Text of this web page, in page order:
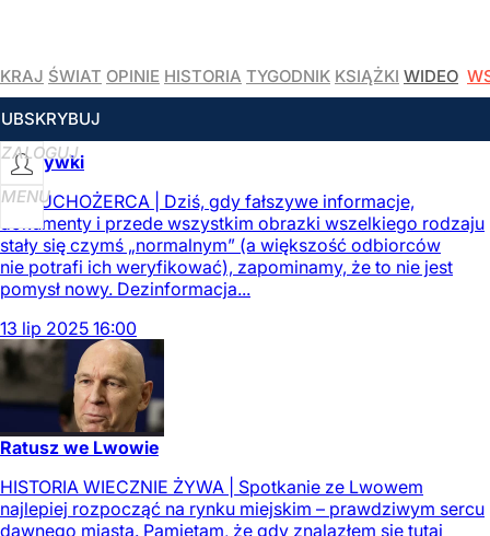
KRAJ ŚWIAT OPINIE HISTORIA TYGODNIK KSIĄŻKI WIDEO
ZALOGUJ
MENU
CZYTAJ WIĘCEJ
Fałszywki
KOMUCHOŻERCA | Dziś, gdy fałszywe informacje,
dokumenty i przede wszystkim obrazki wszelkiego rodzaju
stały się czymś „normalnym” (a większość odbiorców
nie potrafi ich weryfikować), zapominamy, że to nie jest
pomysł nowy. Dezinformacja...
13 lip 2025 16:00
Ratusz we Lwowie
HISTORIA WIECZNIE ŻYWA | Spotkanie ze Lwowem
najlepiej rozpocząć na rynku miejskim – prawdziwym sercu
dawnego miasta. Pamiętam, że gdy znalazłem się tutaj